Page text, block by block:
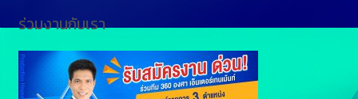
ร่วมงานกับเรา